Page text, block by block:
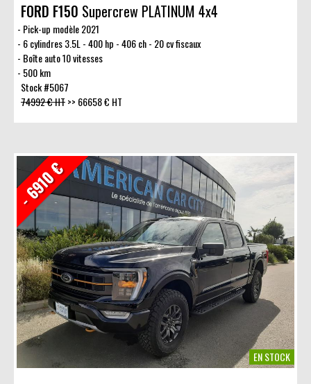
FORD F150 Supercrew PLATINUM 4x4
Pick-up modèle 2021
6 cylindres 3.5L - 400 hp - 406 ch - 20 cv fiscaux
Boîte auto 10 vitesses
500 km
Stock #5067
74992 € HT>> 66658 € HT
- 6910 €
EN STOCK